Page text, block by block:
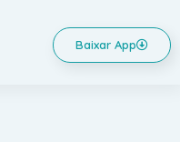
Baixar App